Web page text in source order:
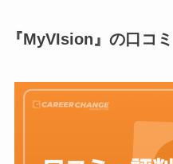
『MyVIsion』の口コ